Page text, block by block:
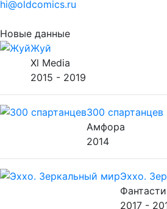
hi@oldcomics.ru
Новые данные
Жуй
Xl Media
2015 - 2019
300 спартанцев
Амфора
2014
Эххо.
2017 -